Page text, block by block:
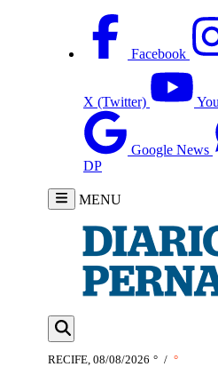
Facebook
X (Twitter)
Google News
DP
MENU
RECIFE, 08/08/2026 ° / °